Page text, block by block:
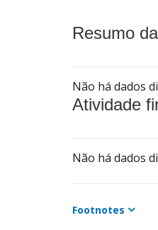
Resumo
Não há dados
Atividade
Não há dados
Footnotes